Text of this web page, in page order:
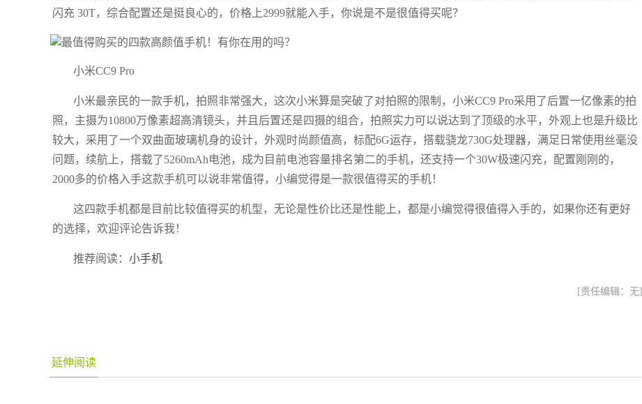
闪充 30T，综合配置还是挺良心的，价格上2999就能入手，你说是不是很值得买呢？
小米CC9 Pro
小米最亲民的一款手机，拍照非常强大，这次小米算是突破了对拍照的限制，小米CC9 Pro采用了后置一亿像素的拍
照，主摄为10800万像素超高清镜头，并且后置还是四摄的组合，拍照实力可以说达到了顶级的水平，外观上也是升级比
较大，采用了一个双曲面玻璃机身的设计，外观时尚颜值高，标配6G运存，搭载骁龙730G处理器，满足日常使用丝毫没
问题，续航上，搭载了5260mAh电池，成为目前电池容量排名第二的手机，还支持一个30W极速闪充，配置刚刚的，
2000多的价格入手这款手机可以说非常值得，小编觉得是一款很值得买的手机！
​这四款手机都是目前比较值得买的机型，无论是性价比还是性能上，都是小编觉得很值得入手的，如果你还有更好
的选择，欢迎评论告诉我！
推荐阅读： 小手机
[责任编辑：无]
延伸阅读